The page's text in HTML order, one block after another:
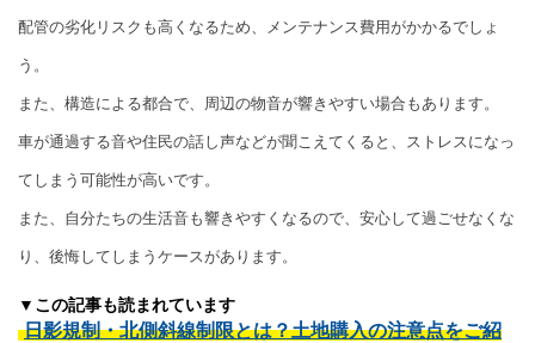
配管の劣化リスクも高くなるため、メンテナンス費用がかかるでしょ
う。
また、構造による都合で、周辺の物音が響きやすい場合もあります。
車が通過する音や住民の話し声などが聞こえてくると、ストレスになっ
てしまう可能性が高いです。
また、自分たちの生活音も響きやすくなるので、安心して過ごせなくな
り、後悔してしまうケースがあります。
▼この記事も読まれています
日影規制・北側斜線制限とは？土地購入の注意点をご紹